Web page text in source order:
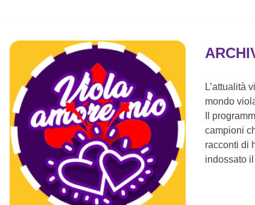
L’attualità
mondo
Il
campioni
racconti di
indossato